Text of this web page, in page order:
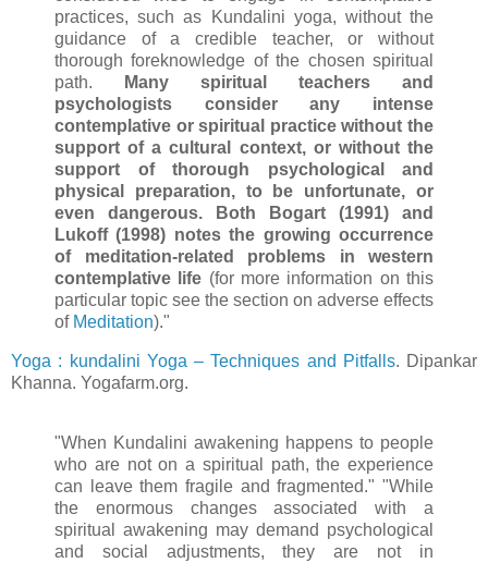
practices, such as Kundalini yoga, without the
guidance of a credible teacher, or without
thorough foreknowledge of the chosen spiritual
path.
Many spiritual teachers and
psychologists consider any intense
contemplative or spiritual practice without the
support of a cultural context, or without the
support of thorough psychological and
physical preparation, to be unfortunate, or
even dangerous.
Both Bogart (1991) and
Lukoff (1998) notes the growing occurrence
of meditation-related problems in western
contemplative life (for more information on this
particular topic see the section on adverse effects
of Meditation)."
Yoga : kundalini Yoga – Techniques and Pitfalls. Dipankar
Khanna. Yogafarm.org.
"When Kundalini awakening happens to people
who are not on a spiritual path, the experience
can leave them fragile and fragmented." "While
the enormous changes associated with a
spiritual awakening may demand psychological
and social adjustments, they are not in